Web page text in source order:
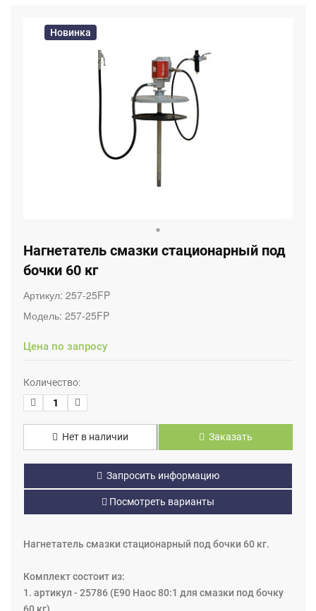
Новинка
Нагнетатель смазки стационарный под
бочки 60 кг
Артикул: 257-25FP
Модель: 257-25FP
Цена по запросу
Количество:
Нет в наличии Заказать
Запросить информацию
Посмотреть варианты
Нагнетатель смазки стационарный под бочки 60 кг.
Комплект состоит из:
1. артикул - 25786 (E90 Наос 80:1 для смазки под бочку
60 кг)